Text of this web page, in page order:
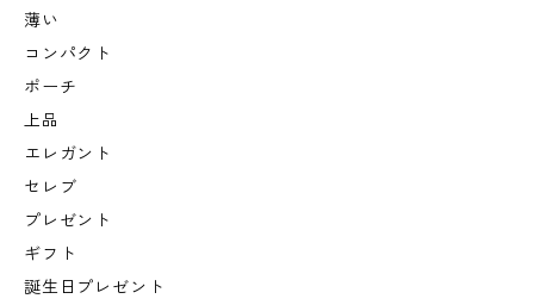
薄い
コンパクト
ポーチ
上品
エレガント
セレブ
プレゼント
ギフト
誕生日プレゼント